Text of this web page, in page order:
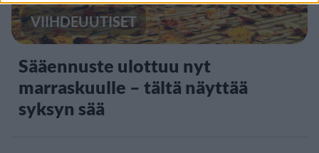
VIIHDEUUTISET
Sääennuste ulottuu nyt
marraskuulle – tältä näyttää
syksyn sää